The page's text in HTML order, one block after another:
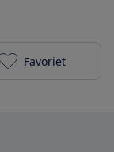
Cecotec
Favoriet